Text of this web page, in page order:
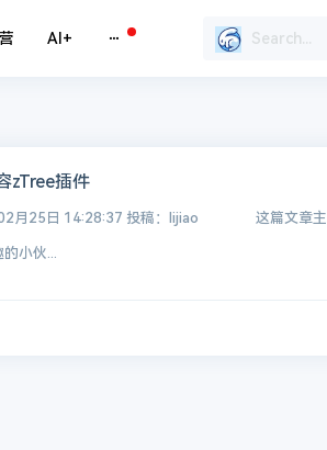
AI+
zTree插件
02月25日 14:28:37 投稿：lijiao 这篇文章主
小伙...